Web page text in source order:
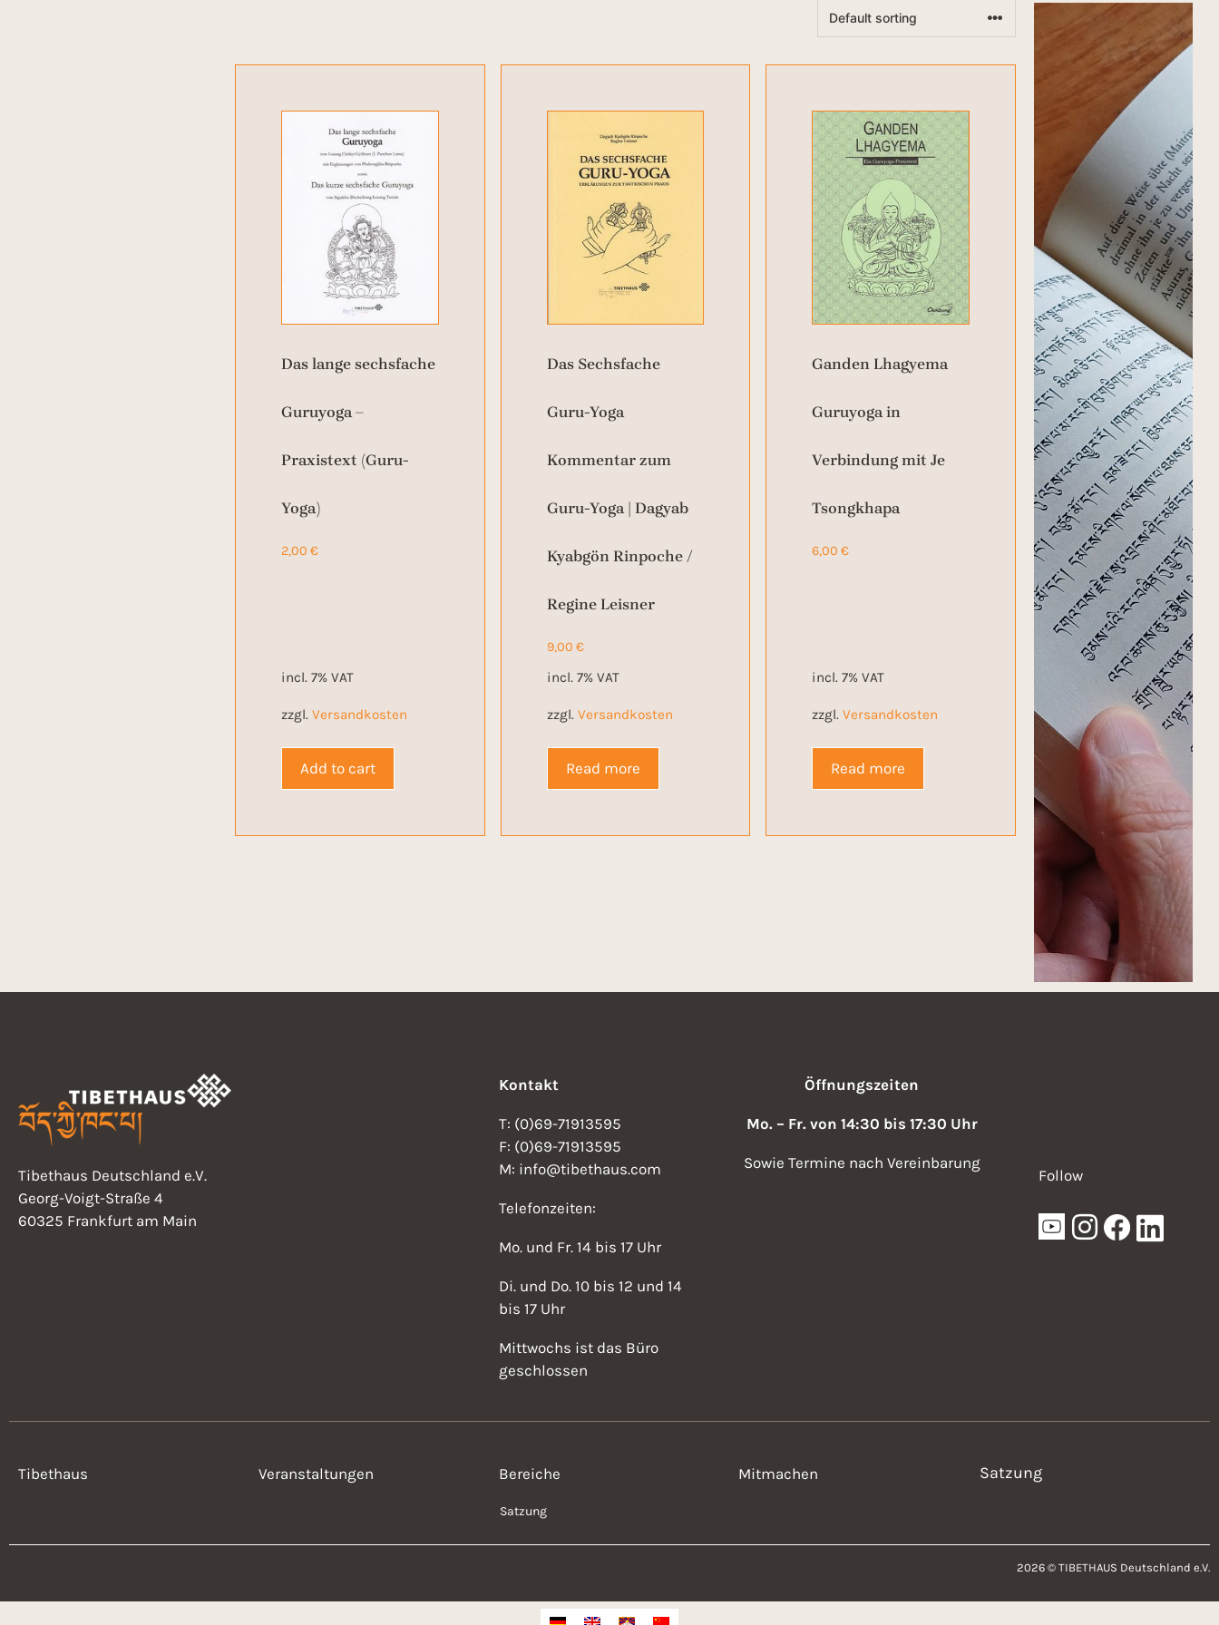
Das lange sechsfache
Guruyoga –
Praxistext (Guru-
Yoga)
2,00 €
incl. 7% VAT
zzgl. Versandkosten
Add to cart
Das Sechsfache
Guru-Yoga
Kommentar zum
Guru-Yoga | Dagyab
Kyabgön Rinpoche /
Regine Leisner
9,00 €
incl. 7% VAT
zzgl. Versandkosten
Read more
Ganden Lhagyema
Guruyoga in
Verbindung mit Je
Tsongkhapa
6,00€
incl. 7% VAT
zzgl.Versandkosten
Read more
Tibethaus Deutschland e.V.
Georg-Voigt-Straße 4
60325 Frankfurt am Main
Kontakt
T: (0)69-71913595
F: (0)69-71913595
M: info@tibethaus.com
Telefonzeiten:
Mo. und Fr. 14 bis 17 Uhr
Di. und Do. 10 bis 12 und 14
bis 17 Uhr
Mittwochs ist das Büro
geschlossen
Öffnungszeiten
Mo. – Fr. von 14:30 bis 17:30 Uhr
Sowie Termine nach Vereinbarung
Follow
Tibethaus Veranstaltungen Bereiche
Satzung
Mitmachen Satzung
2026 © TIBETHAUS Deutschland e.V.